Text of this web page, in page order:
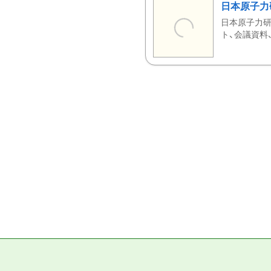
日本原子
日本原子力
ト、会議資